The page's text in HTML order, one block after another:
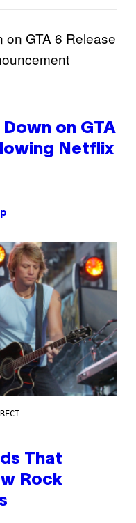
on GTA
Netflix
That
Rock